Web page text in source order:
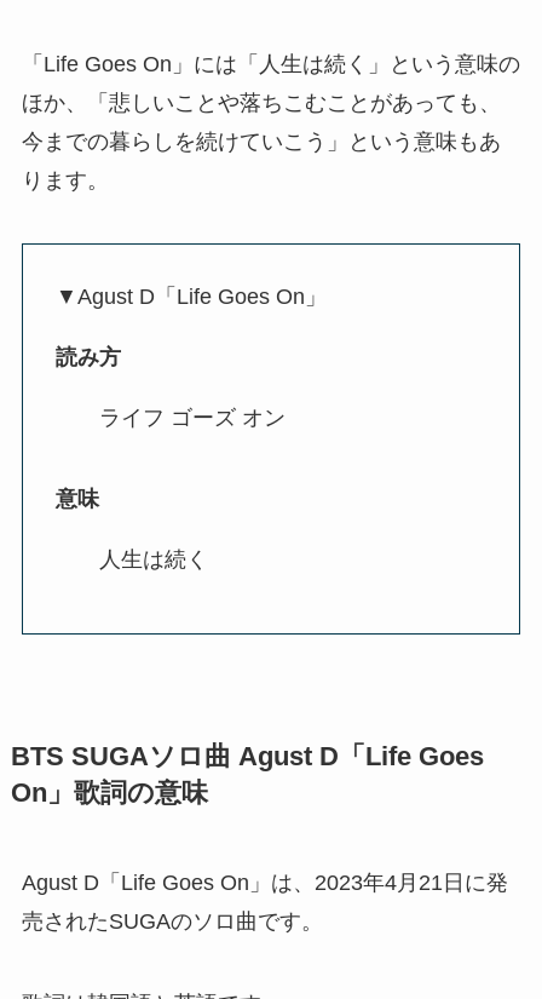
「Life Goes On」には「人生は続く」という意味の
ほか、「悲しいことや落ちこむことがあっても、
今までの暮らしを続けていこう」という意味もあ
ります。
▼Agust D「Life Goes On」
読み方
ライフ ゴーズ オン
意味
人生は続く
BTS SUGAソロ曲 Agust D「Life Goes
On」歌詞の意味
Agust D「Life Goes On」は、2023年4月21日に発
売されたSUGAのソロ曲です。